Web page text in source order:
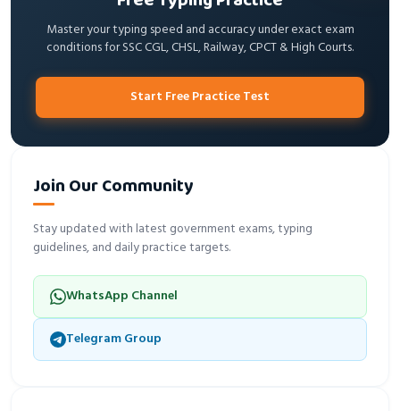
Master your typing speed and accuracy under exact exam
conditions for SSC CGL, CHSL, Railway, CPCT & High Courts.
Start Free Practice Test
Join Our Community
Stay updated with latest government exams, typing
guidelines, and daily practice targets.
WhatsApp Channel
Telegram Group